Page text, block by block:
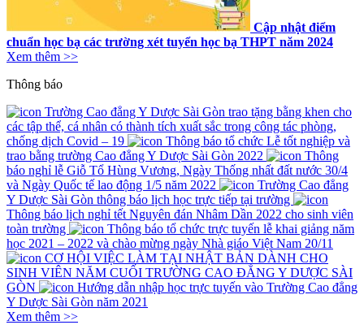
Cập nhật điểm
chuẩn học bạ các trường xét tuyển học bạ THPT năm 2024
Xem thêm >>
Thông báo
Trường Cao đẳng Y Dược Sài Gòn trao tặng bằng khen cho
các tập thể, cá nhân có thành tích xuất sắc trong công tác phòng,
chống dịch Covid – 19
Thông báo tổ chức Lễ tốt nghiệp và
trao bằng trường Cao đẳng Y Dược Sài Gòn 2022
Thông
báo nghỉ lễ Giỗ Tổ Hùng Vương, Ngày Thống nhất đất nước 30/4
và Ngày Quốc tế lao động 1/5 năm 2022
Trường Cao đẳng
Y Dược Sài Gòn thông báo lịch học trực tiếp tại trường
Thông báo lịch nghỉ tết Nguyên đán Nhâm Dần 2022 cho sinh viên
toàn trường
Thông báo tổ chức trực tuyến lễ khai giảng năm
học 2021 – 2022 và chào mừng ngày Nhà giáo Việt Nam 20/11
CƠ HỘI VIỆC LÀM TẠI NHẬT BẢN DÀNH CHO
SINH VIÊN NĂM CUỐI TRƯỜNG CAO ĐẲNG Y DƯỢC SÀI
GÒN
Hướng dẫn nhập học trực tuyến vào Trường Cao đẳng
Y Dược Sài Gòn năm 2021
Xem thêm >>